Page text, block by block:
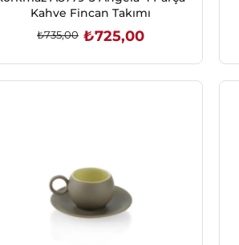
Kahve Fincan Takımı
₺725,00
₺735,00